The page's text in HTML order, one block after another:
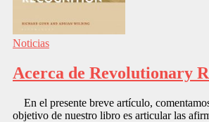
Noticias
Acerca de Revolutionary
En el presente breve artículo,
objetivo de nuestro libro es articular las